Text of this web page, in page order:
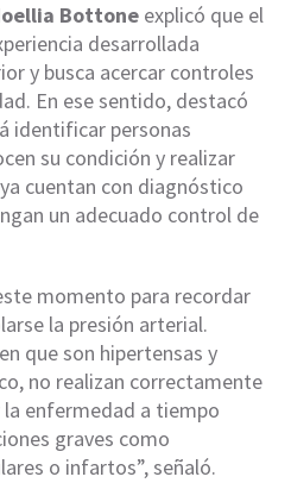
Bottone explicó que el
desarrollada
y busca acercar controles
En ese sentido, destacó
identificar personas
su condición y realizar
cuentan con diagnóstico
un adecuado control de
momento para recordar
la presión arterial.
que son hipertensas y
no realizan correctamente
enfermedad a tiempo
graves como
o infartos”, señaló.